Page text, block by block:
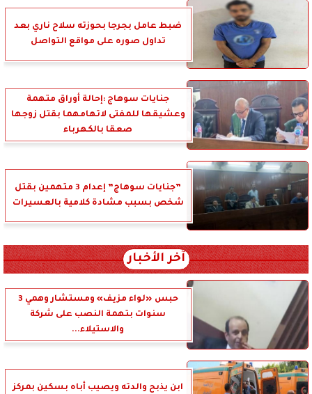
ضبط عامل بجرجا بحوزته سلاح ناري بعد
تداول صوره على مواقع التواصل
جنايات سوهاج :إحالة أوراق متهمة
وعشيقها للمفتى لاتهامهما بقتل زوجها
صعقا بالكهرباء
”جنايات سوهاج” إعدام 3 متهمين بقتل
شخص بسبب مشادة كلامية بالعسيرات
آخر الأخبار
حبس «لواء مزيف» ومستشار وهمي 3
سنوات بتهمة النصب على شركة
والاستيلاء...
ابن يذبح والدته ويصيب أباه بسكين بمركز